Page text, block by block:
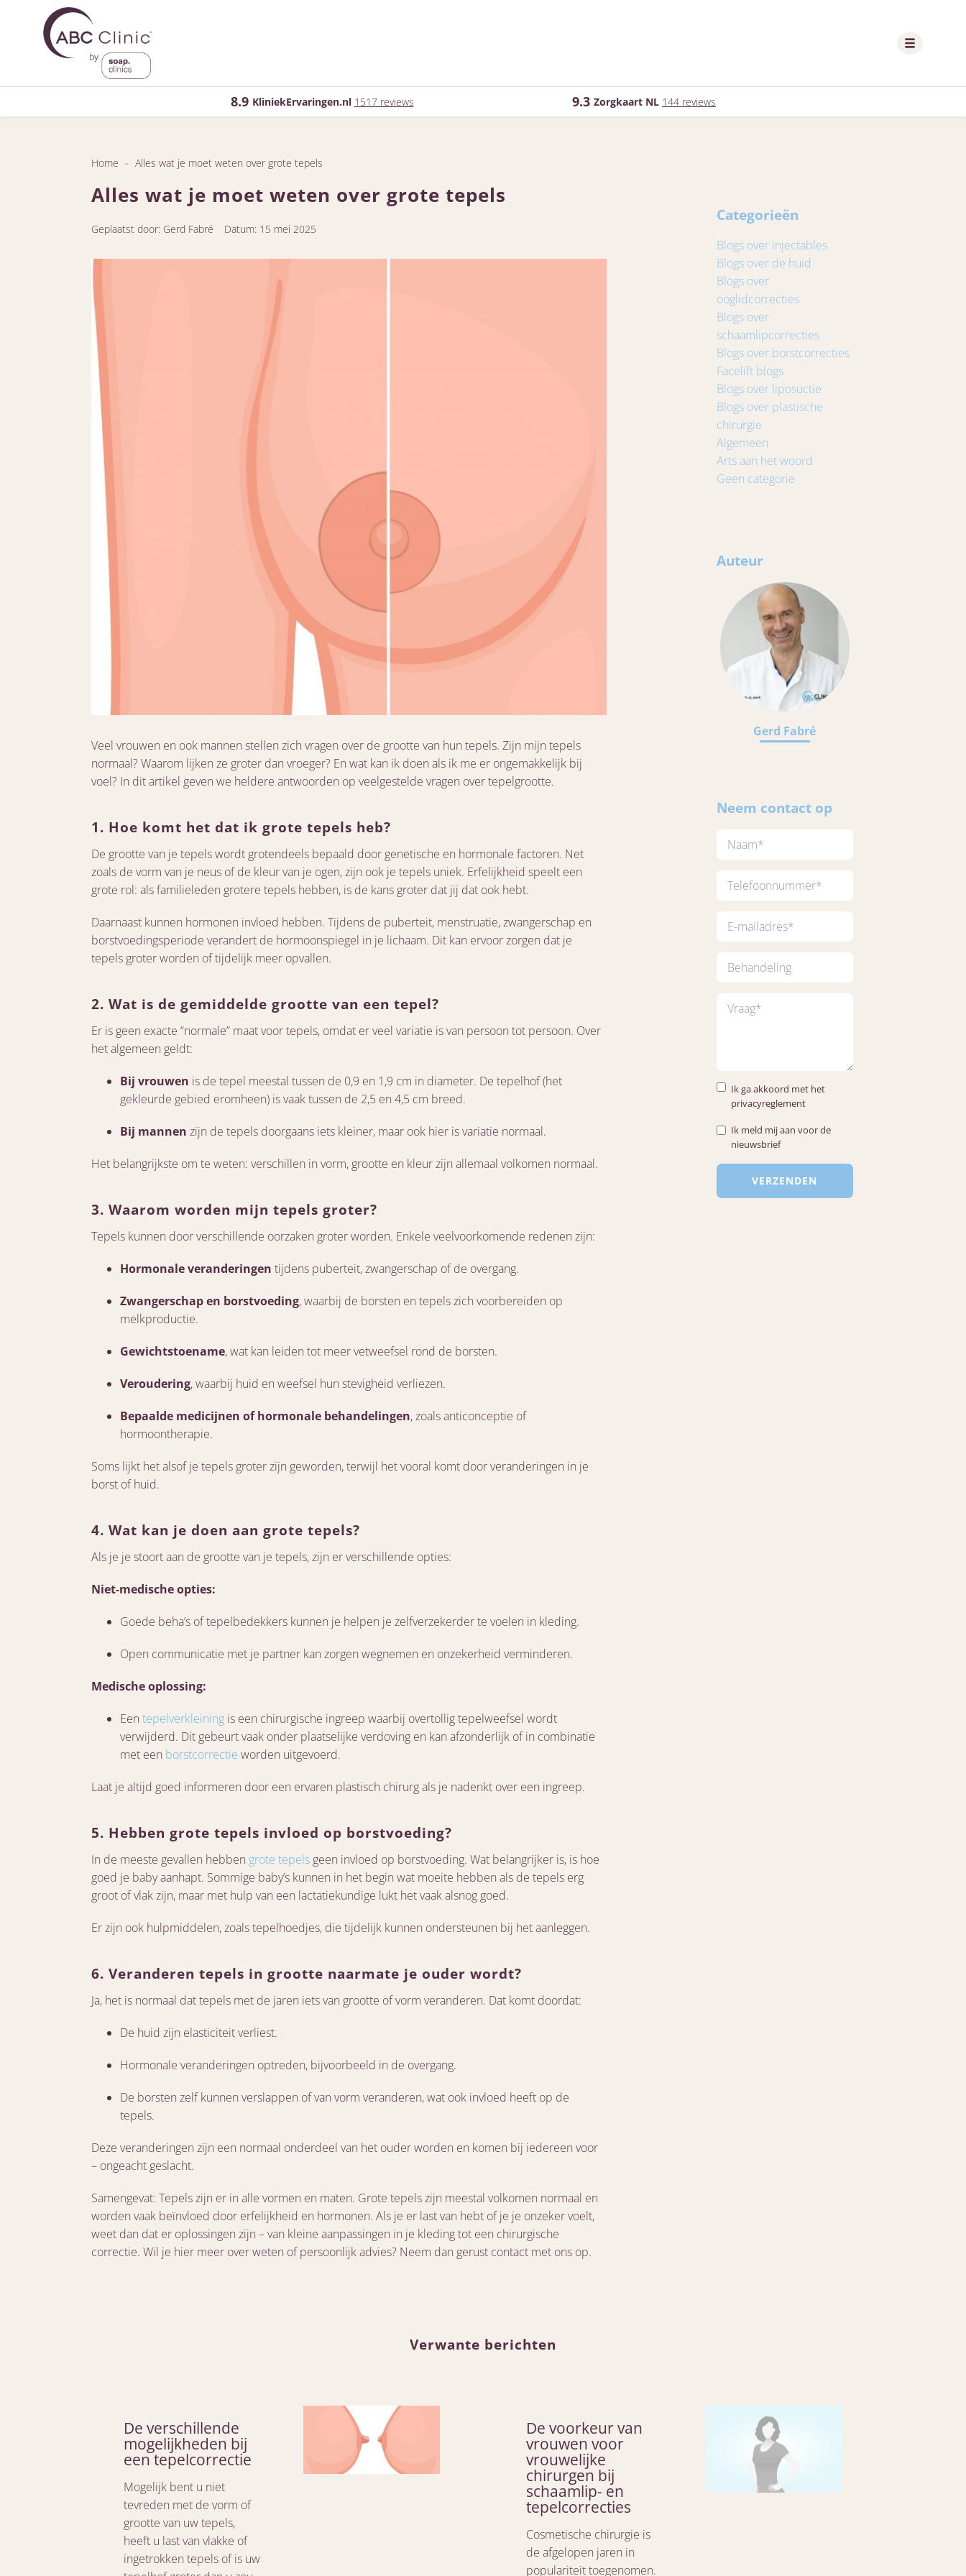
8.9 KliniekErvaringen.nl 1517 reviews 9.3 Zorgkaart NL 144 reviews
Home - Alles wat je moet weten over grote tepels
Alles wat je moet weten over grote tepels
Geplaatst door: Gerd Fabré Datum: 15 mei 2025
Veel vrouwen en ook mannen stellen zich vragen over de grootte van hun tepels. Zijn mijn tepels
normaal? Waarom lijken ze groter dan vroeger? En wat kan ik doen als ik me er ongemakkelijk bij
voel? In dit artikel geven we heldere antwoorden op veelgestelde vragen over tepelgrootte.
1. Hoe komt het dat ik grote tepels heb?
De grootte van je tepels wordt grotendeels bepaald door genetische en hormonale factoren. Net
zoals de vorm van je neus of de kleur van je ogen, zijn ook je tepels uniek. Erfelijkheid speelt een
grote rol: als familieleden grotere tepels hebben, is de kans groter dat jij dat ook hebt.
Daarnaast kunnen hormonen invloed hebben. Tijdens de puberteit, menstruatie, zwangerschap en
borstvoedingsperiode verandert de hormoonspiegel in je lichaam. Dit kan ervoor zorgen dat je
tepels groter worden of tijdelijk meer opvallen.
2. Wat is de gemiddelde grootte van een tepel?
Er is geen exacte “normale” maat voor tepels, omdat er veel variatie is van persoon tot persoon. Over
het algemeen geldt:
Bij vrouwen is de tepel meestal tussen de 0,9 en 1,9 cm in diameter. De tepelhof (het
gekleurde gebied eromheen) is vaak tussen de 2,5 en 4,5 cm breed.
Bij mannen zijn de tepels doorgaans iets kleiner, maar ook hier is variatie normaal.
Het belangrijkste om te weten: verschillen in vorm, grootte en kleur zijn allemaal volkomen normaal.
3. Waarom worden mijn tepels groter?
Tepels kunnen door verschillende oorzaken groter worden. Enkele veelvoorkomende redenen zijn:
Hormonale veranderingen tijdens puberteit, zwangerschap of de overgang.
Zwangerschap en borstvoeding, waarbij de borsten en tepels zich voorbereiden op
melkproductie.
Gewichtstoename, wat kan leiden tot meer vetweefsel rond de borsten.
Veroudering, waarbij huid en weefsel hun stevigheid verliezen.
Bepaalde medicijnen of hormonale behandelingen, zoals anticonceptie of
hormoontherapie.
Soms lijkt het alsof je tepels groter zijn geworden, terwijl het vooral komt door veranderingen in je
borst of huid.
4. Wat kan je doen aan grote tepels?
Als je je stoort aan de grootte van je tepels, zijn er verschillende opties:
Niet-medische opties:
Goede beha’s of tepelbedekkers kunnen je helpen je zelfverzekerder te voelen in kleding.
Open communicatie met je partner kan zorgen wegnemen en onzekerheid verminderen.
Medische oplossing:
Een tepelverkleining is een chirurgische ingreep waarbij overtollig tepelweefsel wordt
verwijderd. Dit gebeurt vaak onder plaatselijke verdoving en kan afzonderlijk of in combinatie
met een borstcorrectie worden uitgevoerd.
Laat je altijd goed informeren door een ervaren plastisch chirurg als je nadenkt over een ingreep.
5. Hebben grote tepels invloed op borstvoeding?
In de meeste gevallen hebben grote tepels geen invloed op borstvoeding. Wat belangrijker is, is hoe
goed je baby aanhapt. Sommige baby’s kunnen in het begin wat moeite hebben als de tepels erg
groot of vlak zijn, maar met hulp van een lactatiekundige lukt het vaak alsnog goed.
Er zijn ook hulpmiddelen, zoals tepelhoedjes, die tijdelijk kunnen ondersteunen bij het aanleggen.
6. Veranderen tepels in grootte naarmate je ouder wordt?
Ja, het is normaal dat tepels met de jaren iets van grootte of vorm veranderen. Dat komt doordat:
De huid zijn elasticiteit verliest.
Hormonale veranderingen optreden, bijvoorbeeld in de overgang.
De borsten zelf kunnen verslappen of van vorm veranderen, wat ook invloed heeft op de
tepels.
Deze veranderingen zijn een normaal onderdeel van het ouder worden en komen bij iedereen voor
– ongeacht geslacht.
Samengevat: Tepels zijn er in alle vormen en maten. Grote tepels zijn meestal volkomen normaal en
worden vaak beïnvloed door erfelijkheid en hormonen. Als je er last van hebt of je je onzeker voelt,
weet dan dat er oplossingen zijn – van kleine aanpassingen in je kleding tot een chirurgische
correctie. Wil je hier meer over weten of persoonlijk advies? Neem dan gerust contact met ons op.
Categorieën
Blogs over injectables
Blogs over de huid
Blogs over
ooglidcorrecties
Blogs over
schaamlipcorrecties
Blogs over borstcorrecties
Facelift blogs
Blogs over liposuctie
Blogs over plastische
chirurgie
Algemeen
Arts aan het woord
Geen categorie
Auteur
Gerd Fabré
Neem contact op
Ik ga akkoord met het
privacyreglement
Ik meld mij aan voor de
nieuwsbrief
Verwante berichten
De verschillende
mogelijkheden bij
een tepelcorrectie
Mogelijk bent u niet
tevreden met de vorm of
grootte van uw tepels,
heeft u last van vlakke of
ingetrokken tepels of is uw
De voorkeur van
vrouwen voor
vrouwelijke
chirurgen bij
schaamlip- en
tepelcorrecties
Cosmetische chirurgie is
de afgelopen jaren in
populariteit toegenomen.